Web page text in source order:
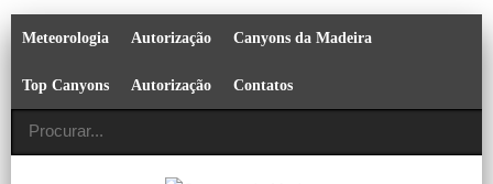
Meteorologia Autorização Canyons da Madeira
Top Canyons Autorização Contatos